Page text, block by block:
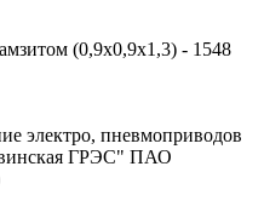
(0,9х0,9х1,3) - 1548
электро, пневмоприводов
ГРЭС" ПАО